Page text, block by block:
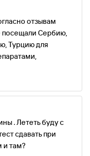
отзывам
посещали Сербию,
Турцию для
. Лететь буду с
сдавать при
и там?